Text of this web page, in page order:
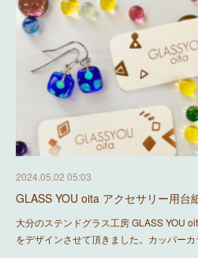
2024.05.02 05:03
GLASS YOU oita アクセサリー用台
大分のステンドグラス工房 GLASS YOU
をデザインさせて頂きました。カッパー